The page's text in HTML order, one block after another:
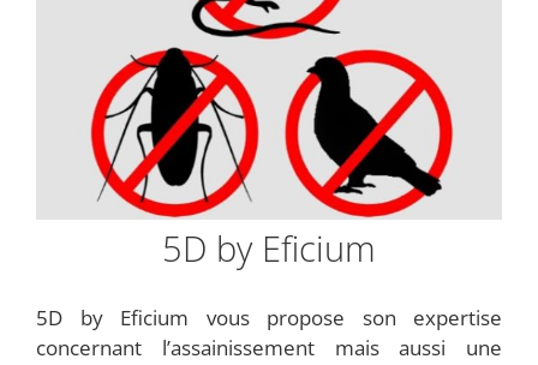
5D by Eficium
5D by Eficium vous propose son expertise
concernant l’assainissement mais aussi une